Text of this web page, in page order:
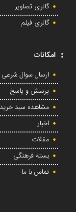
گالری تصاویر
گالری فیلم
امکانات
ارسال سوال شرعی
پرسش و پاسخ
مشاهده سبد خرید
اخبار
مقالات
بسته فرهنگی
تماس با ما